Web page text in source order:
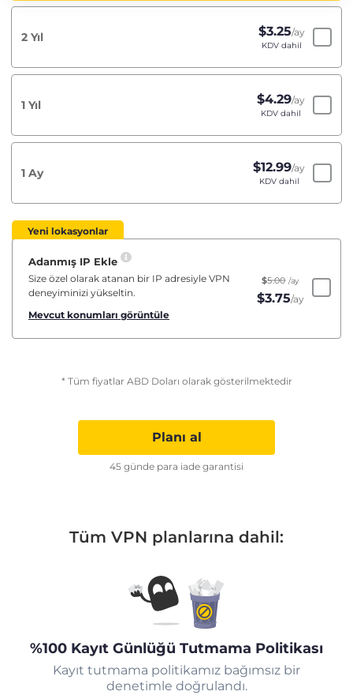
2 Yıl $3.25/ay
KDV dahil
1 Yıl $4.29/ay
KDV dahil
1 Ay $12.99/ay
KDV dahil
Yeni lokasyonlar
Adanmış IP Ekle
Size özel olarak atanan bir IP adresiyle VPN
deneyiminizi yükseltin.
Mevcut konumları görüntüle
$5.00 /ay
$3.75/ay
* Tüm fiyatlar ABD Doları olarak gösterilmektedir
Planı al
45 günde para iade garantisi
Tüm VPN planlarına dahil:
%100 Kayıt Günlüğü Tutmama Politikası
Kayıt tutmama politikamız bağımsız bir
denetimle doğrulandı.